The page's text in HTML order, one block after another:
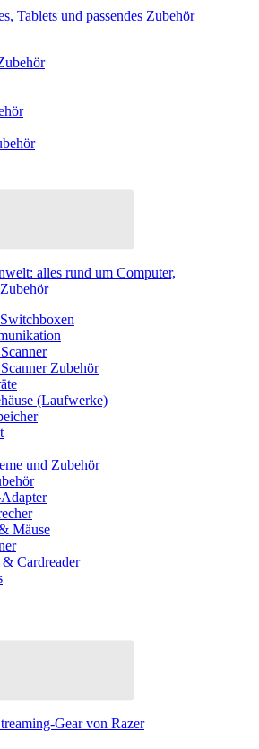
Tablets und passendes Zubehör
alles rund um Computer,
Zubehör
(Laufwerke)
und Zubehör
Mäuse
Cardreader
Gear von Razer